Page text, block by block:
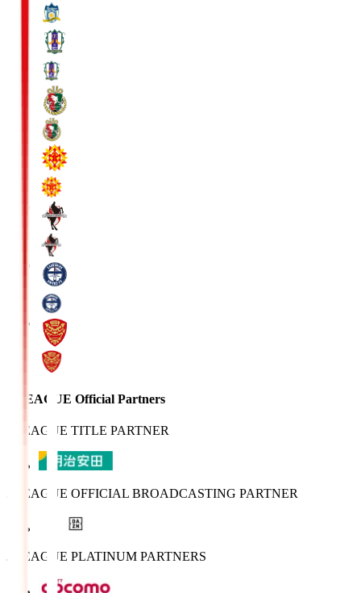
J.LEAGUE Official Partners
J.LEAGUE TITLE PARTNER
J.LEAGUE OFFICIAL BROADCASTING PARTNER
J.LEAGUE PLATINUM PARTNERS